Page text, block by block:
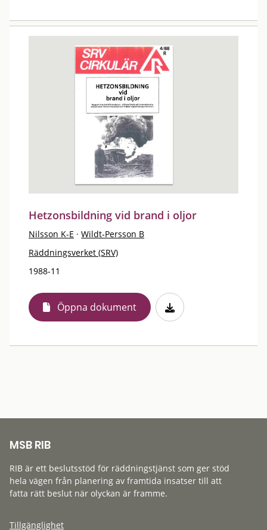
Hetzonsbildning vid brand i oljor
Nilsson K-E · Wildt-Persson B
Räddningsverket (SRV)
1988-11
Öppna dokument
MSB RIB
RIB är ett beslutsstöd för räddningstjänst som ger stöd
hela vägen från planering av framtida insatser till att
fatta rätt beslut när olyckan är framme.
Tillgänglighet